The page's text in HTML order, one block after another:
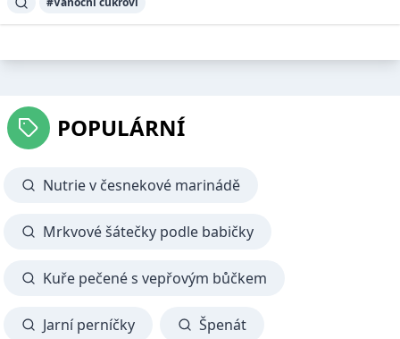
POPULÁRNÍ
Nutrie v česnekové marinádě
Mrkvové šátečky podle babičky
Kuře pečené s vepřovým bůčkem
Jarní perníčky Špenát